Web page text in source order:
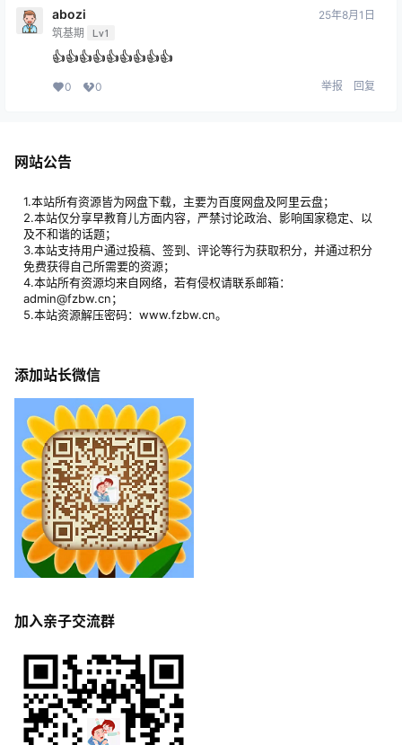
abozi
筑基期 Lv1
25年8月1日
👍👍👍👍👍👍👍👍👍
0 0 举报 回复
网站公告
1.本站所有资源皆为网盘下载，主要为百度网盘及阿里云盘；
2.本站仅分享早教育儿方面内容，严禁讨论政治、影响国家稳定、以
及不和谐的话题；
3.本站支持用户通过投稿、签到、评论等行为获取积分，并通过积分
免费获得自己所需要的资源；
4.本站所有资源均来自网络，若有侵权请联系邮箱：
admin@fzbw.cn；
5.本站资源解压密码：www.fzbw.cn。
添加站长微信
加入亲子交流群